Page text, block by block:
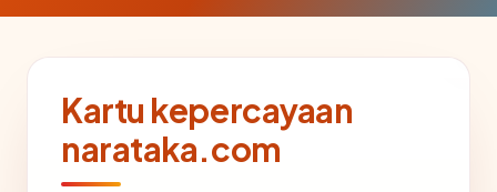
Kartu kepercayaan
narataka.com